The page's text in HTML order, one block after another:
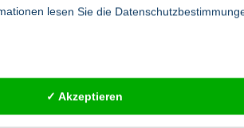
jedoch vorsichtig sein. Zwar zeigen neuere
Allerdings sind solche Maßnahmen keine
darauf achten, dass es sich um geprüfte Ware
voneinander lösen. Deshalb enthalten die
lesen Sie die
✓ Akzeptieren